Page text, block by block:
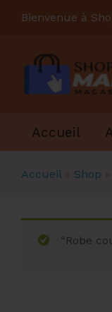
Bienvenue à
Accueil
Accueil» Shop »
“Robe